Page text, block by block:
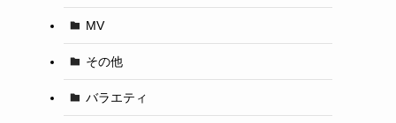
MV
その他
バラエティ